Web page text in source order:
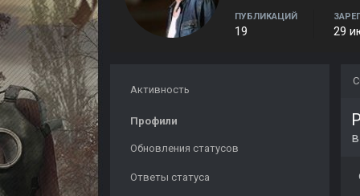
ПУБЛИКАЦИЙ
19 29
Активность
Профили
Обновления статусов
Ответы статуса